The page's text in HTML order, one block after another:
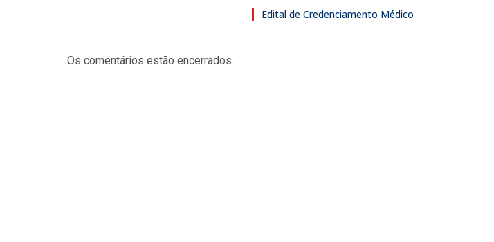
Edital de Credenciamento Médico
Os comentários estão encerrados.